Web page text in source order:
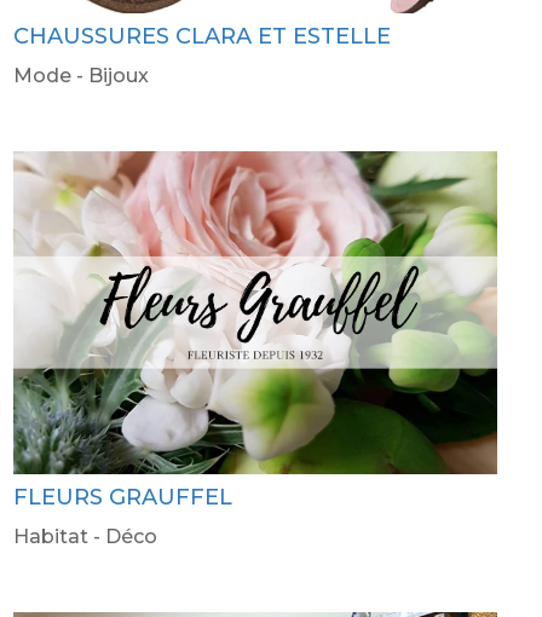
CHAUSSURES CLARA ET ESTELLE
Mode - Bijoux
FLEURS GRAUFFEL
Habitat - Déco